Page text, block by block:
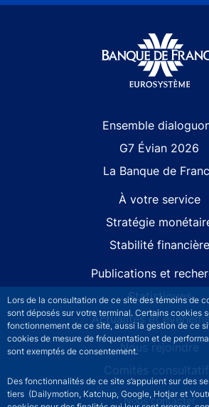
Lors de la consultation de ce site des témoins de
sont déposés sur votre terminal. Certains cookies
fonctionnement de ce site, aussi la gestion de ce
cookies de mesure de fréquentation et de
sont exemptés de consentement.
Des fonctionnalités de ce site s’appuient sur des
tiers (Dailymotion, Katchup, Google, Hotjar et
Ensemble
G7 Évian 2026
La Banque de
À votre service
Stratégie
Stabilité financière
Publications et
Statistiques
Actualités et
Nous rejoindre
Comités
Footer secondary menuNous contacter